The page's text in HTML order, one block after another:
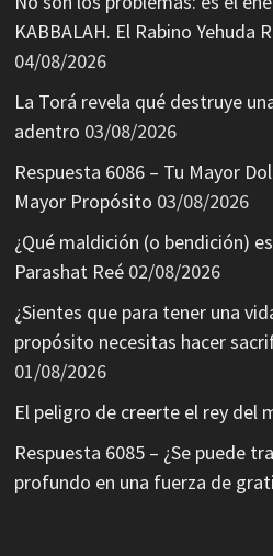
KABBALAH. El Rabino Yehuda
04/08/2026
La Torá revela qué destruye
adentro 03/08/2026
Respuesta 6086 – Tu Mayor
Mayor Propósito 03/08/2026
¿Qué maldición (o bendición)
Parashat Reé 02/08/2026
¿Sientes que para tener una
propósito necesitas hacer
01/08/2026
El peligro de creerte el rey del
Respuesta 6085 – ¿Se puede
profundo en una fuerza de